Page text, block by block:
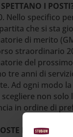
I
Nello specifico
che si sta
di merito
straordinario
del
tre anni di
Ad ogni modo
non
in ordine di
PER